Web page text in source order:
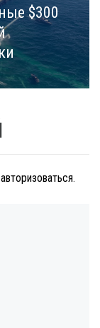
$300
авторизоваться.